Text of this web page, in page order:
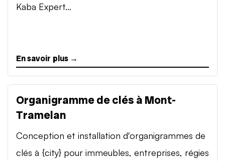
Kaba Expert...
En savoir plus →
Organigramme de clés à Mont-
Tramelan
Conception et installation d'organigrammes de
clés à {city} pour immeubles, entreprises, régies